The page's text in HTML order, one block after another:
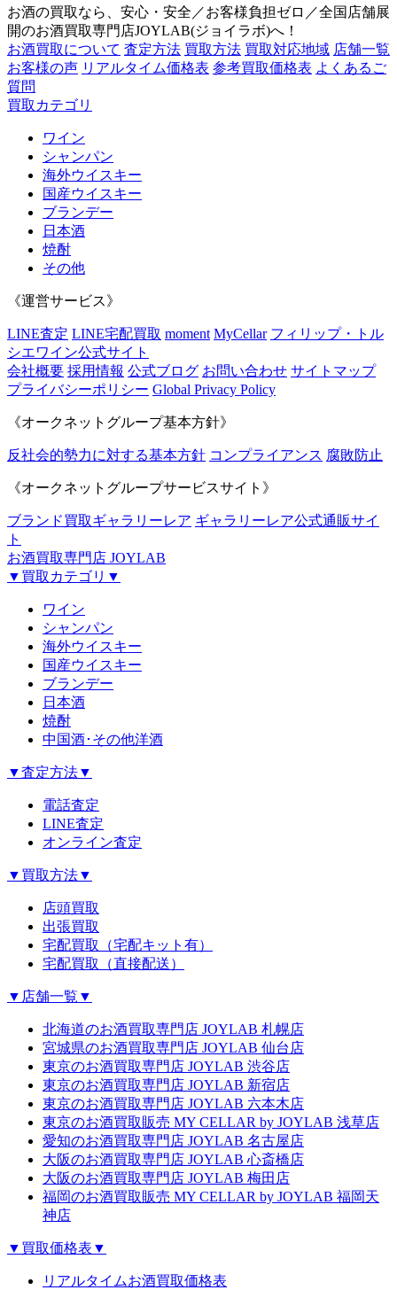
お酒の買取なら、安心・安全／お客様負担ゼロ／全国店舗展
開のお酒買取専門店JOYLAB(ジョイラボ)へ！
お酒買取について 査定方法 買取方法 買取対応地域 店舗一覧
お客様の声 リアルタイム価格表 参考買取価格表 よくあるご
質問
買取カテゴリ
ワイン
シャンパン
海外ウイスキー
国産ウイスキー
ブランデー
日本酒
焼酎
その他
《運営サービス》
LINE査定 LINE宅配買取 moment MyCellar フィリップ・トル
シエワイン公式サイト
会社概要 採用情報 公式ブログ お問い合わせ サイトマップ
プライバシーポリシー Global Privacy Policy
《オークネットグループ基本方針》
反社会的勢力に対する基本方針 コンプライアンス 腐敗防止
《オークネットグループサービスサイト》
ブランド買取ギャラリーレア ギャラリーレア公式通販サイ
ト
お酒買取専門店 JOYLAB
▼買取カテゴリ▼
ワイン
シャンパン
海外ウイスキー
国産ウイスキー
ブランデー
日本酒
焼酎
中国酒･その他洋酒
▼査定方法▼
電話査定
LINE査定
オンライン査定
▼買取方法▼
店頭買取
出張買取
宅配買取（宅配キット有）
宅配買取（直接配送）
▼店舗一覧▼
北海道のお酒買取専門店 JOYLAB 札幌店
宮城県のお酒買取専門店 JOYLAB 仙台店
東京のお酒買取専門店 JOYLAB 渋谷店
東京のお酒買取専門店 JOYLAB 新宿店
東京のお酒買取専門店 JOYLAB 六本木店
東京のお酒買取販売 MY CELLAR by JOYLAB 浅草店
愛知のお酒買取専門店 JOYLAB 名古屋店
大阪のお酒買取専門店 JOYLAB 心斎橋店
大阪のお酒買取専門店 JOYLAB 梅田店
福岡のお酒買取販売 MY CELLAR by JOYLAB 福岡天
神店
▼買取価格表▼
リアルタイムお酒買取価格表